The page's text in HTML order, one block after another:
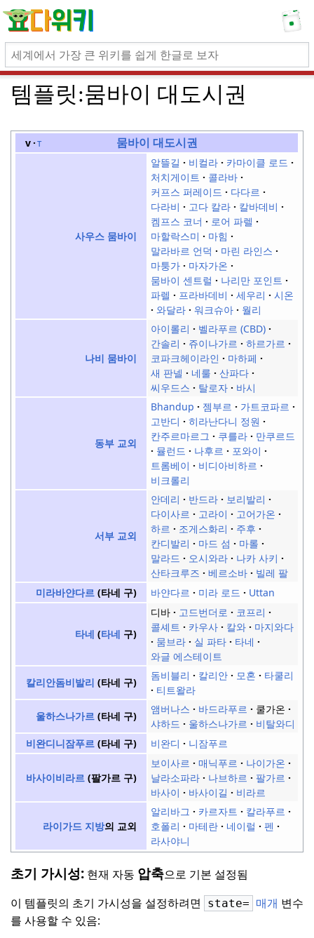
템플릿:뭄바이 대도시권
v t 뭄바이 대도시권
사우스 뭄바이
알뜰길 비컬라
카마이클 로드
처치게이트
콜라바
커프스 퍼레이드
다다르
다라비
고다 칼라
칼바데비
켐프스 코너
로어 파렐
마할락스미
마힘
말라바르 언덕
마린 라인스
마퉁가
마자가온
뭄바이 센트럴
나리만 포인트
파렐
프라바데비 세우리
시온
와달라
워크슈아 월리
나비 뭄바이
아이롤리
벨라푸르 (CBD)
간솔리
쥬이나가르
하르가르
코파크헤이라인
마하페
새 판넬
네룰
산파다
씨우드스
탈로자 바시
동부 교외
Bhandup 젬부르
가트코파르
고반디
히라난다니 정원
칸주르마르그
쿠를라
만쿠르드
뮬런드
나후르
포와이
트롬베이
비디아비하르
비크롤리
서부 교외
안데리 반드라
보리발리
다이사르
고라이
고어가온
하르
조게스화리
주후
칸디발리
마드 섬
마롤
말라드
오시와라
나카 사키
산타크루즈
베르소바
빌레 팔
미라바얀다르 (타네 구) 바얀다르 미라 로드 Uttan
타네 (타네 구)
디바 고드번더로
코프리
콜셰트
카우사 칼와
마지와다
뭄브라
실 파타
타네
와글 에스테이트
칼리안돔비발리 (타네 구)
돔비블리 칼리안 모혼
타쿨리
티트왈라
울하스나가르 (타네 구)
앰버나스 바드라푸르
쿨가온
샤하드
울하스나가르
비탈와디
비완디니잠푸르 (타네 구) 비완디 니잠푸르
바사이비라르 (팔가르 구)
보이사르 매닉푸르
나이가온
날라소파라
나브하르
팔가르
바사이
바사이길 비라르
라이가드 지방의 교외
알리바그 카르자트
칼라푸르
호폴리
마테란 네이럴
펜
라사야니
초기 가시성: 현재 자동 압축으로 기본 설정됨
이 템플릿의 초기 가시성을 설정하려면
state= 매개 변수
를 사용할 수 있음: